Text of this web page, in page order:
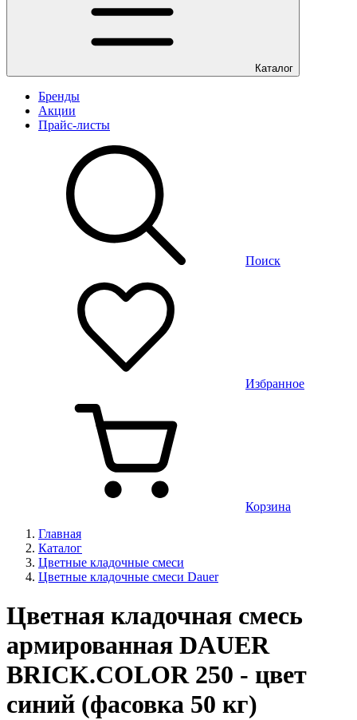
Каталог
Бренды
Акции
Прайс-листы
Поиск
Избранное
Корзина
Главная
Каталог
Цветные кладочные смеси
Цветные кладочные смеси Dauer
Цветная кладочная смесь
армированная DAUER
BRICK.COLOR 250 - цвет
синий (фасовка 50 кг)